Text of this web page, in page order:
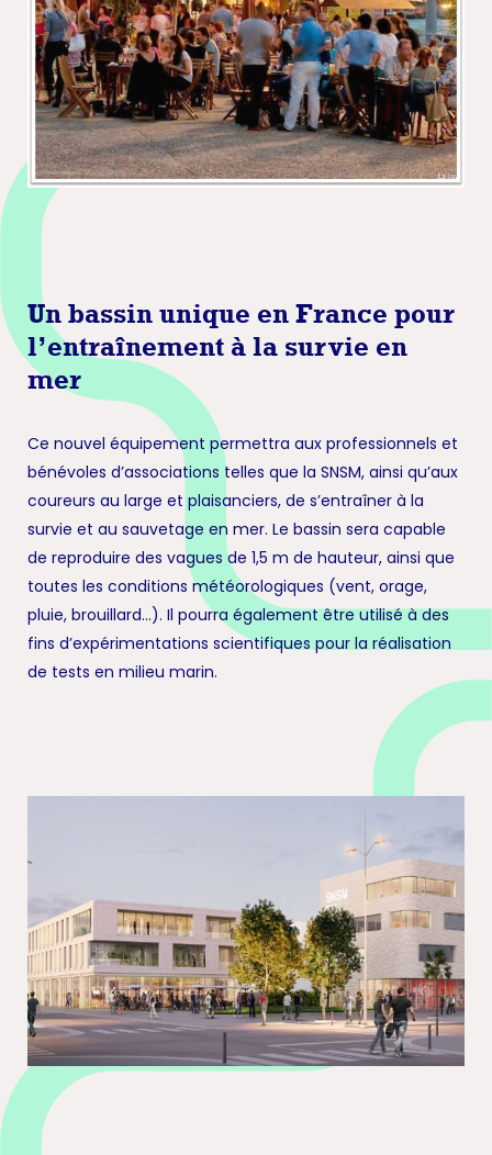
Un bassin unique en France pour
l’entraînement à la survie en
mer
Ce nouvel équipement permettra aux professionnels et
bénévoles d’associations telles que la SNSM, ainsi qu’aux
coureurs au large et plaisanciers, de s’entraîner à la
survie et au sauvetage en mer. Le bassin sera capable
de reproduire des vagues de 1,5 m de hauteur, ainsi que
toutes les conditions météorologiques (vent, orage,
pluie, brouillard…). Il pourra également être utilisé à des
fins d’expérimentations scientifiques pour la réalisation
de tests en milieu marin.